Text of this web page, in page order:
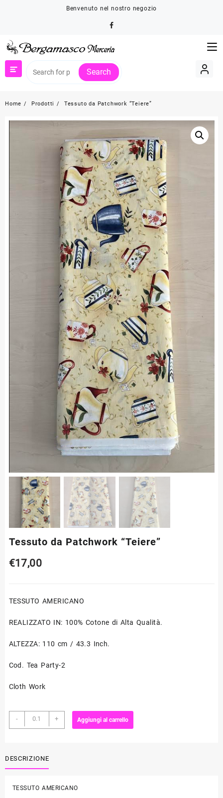
Benvenuto nel nostro negozio
Search
Home Prodotti Tessuto da Patchwork “Teiere”
Tessuto da Patchwork “Teiere”
€17,00
TESSUTO AMERICANO
REALIZZATO IN: 100% Cotone di Alta Qualità.
ALTEZZA: 110 cm / 43.3 Inch.
Cod. Tea Party-2
Cloth Work
-
Tessuto
da
quantità
+ Aggiungi al carrello
DESCRIZIONE
TESSUTO AMERICANO